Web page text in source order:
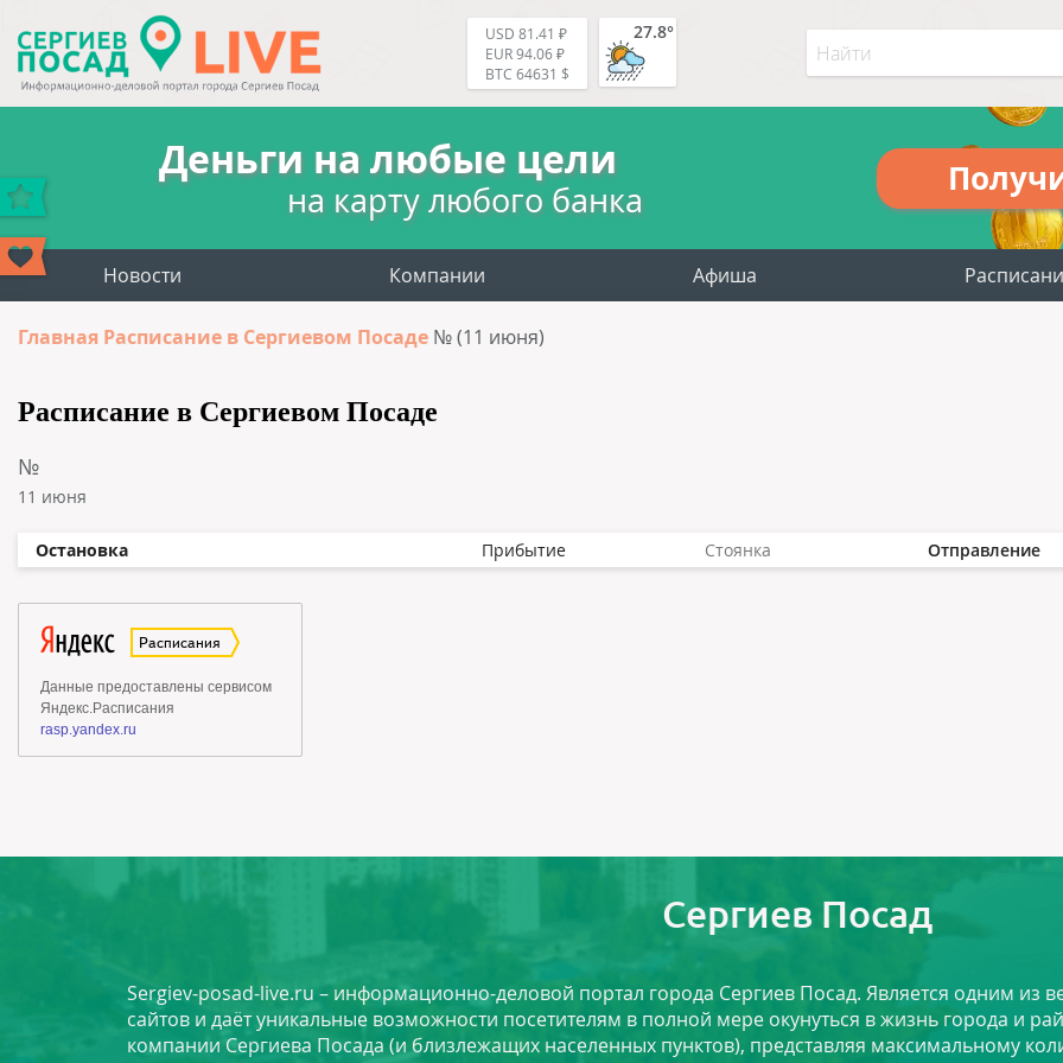
USD 81.41 ₽
EUR 94.06 ₽
BTC 64631 $
27.8°
Деньги на любые цели
на карту любого банка
Новости Компании Афиша
Главная Расписание в Сергиевом Посаде № (11 июня)
Расписание в Сергиевом Посаде
№
11 июня
Остановка Прибытие Стоянка Отправление
Сергиев Посад
Sergiev-posad-live.ru – информационно-деловой портал города Сергиев Посад. Является одним из
сайтов и даёт уникальные возможности посетителям в полной мере окунуться в жизнь города и
компании Сергиева Посада (и близлежащих населенных пунктов), представляя максимальному